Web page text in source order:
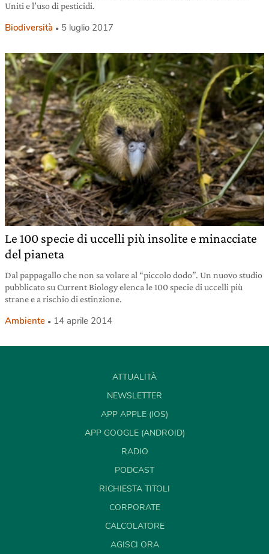
Uniti e l’uso di pesticidi.
Biodiversità 5 luglio 2017
Le 100 specie di uccelli più insolite e minacciate
del pianeta
Dal pappagallo che non sa volare al “piccolo dodo”. Un nuovo studio
pubblicato su Current Biology elenca le 100 specie di uccelli più
strane e a rischio di estinzione.
Ambiente 14 aprile 2014
ATTUALITÀ
NEWSLETTER
APP APPLE (IOS)
APP GOOGLE (ANDROID)
RADIO
PODCAST
RICHIESTA TITOLI
CORPORATE
CALCOLATORE
AGISCI ORA